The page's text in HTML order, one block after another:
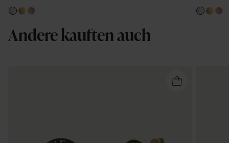
Andere kauften auch